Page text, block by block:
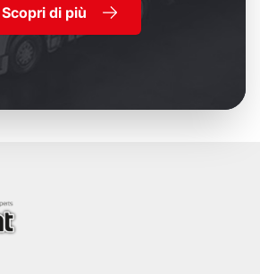
Scopri di più